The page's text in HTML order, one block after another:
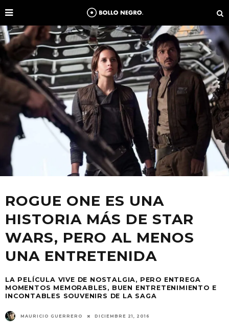
ROGUE ONE ES UNA
HISTORIA MÁS DE STAR
WARS, PERO AL MENOS
UNA ENTRETENIDA
LA PELÍCULA VIVE DE NOSTALGIA, PERO ENTREGA
MOMENTOS MEMORABLES, BUEN ENTRETENIMIENTO E
INCONTABLES SOUVENIRS DE LA SAGA
MAURICIO GUERRERO DICIEMBRE 21, 2016